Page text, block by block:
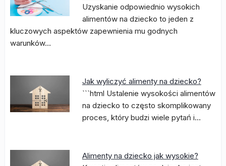
Uzyskanie odpowiednio wysokich
alimentów na dziecko to jeden z
kluczowych aspektów zapewnienia mu godnych
warunków…
Jak wyliczyć alimenty na dziecko?
```html Ustalenie wysokości alimentów
na dziecko to często skomplikowany
proces, który budzi wiele pytań i…
Alimenty na dziecko jak wysokie?